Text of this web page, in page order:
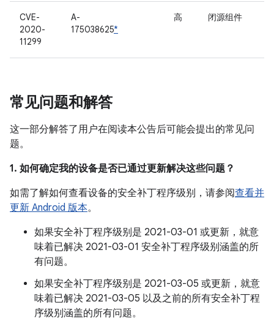
CVE-
2020-
11299
A-
175038625*
高 闭源组件
常见问题和解答
这一部分解答了用户在阅读本公告后可能会提出的常见问
题。
1. 如何确定我的设备是否已通过更新解决这些问题？
如需了解如何查看设备的安全补丁程序级别，请参阅查看并
更新 Android 版本。
如果安全补丁程序级别是 2021-03-01 或更新，就意
味着已解决 2021-03-01 安全补丁程序级别涵盖的所
有问题。
如果安全补丁程序级别是 2021-03-05 或更新，就意
味着已解决 2021-03-05 以及之前的所有安全补丁程
序级别涵盖的所有问题。